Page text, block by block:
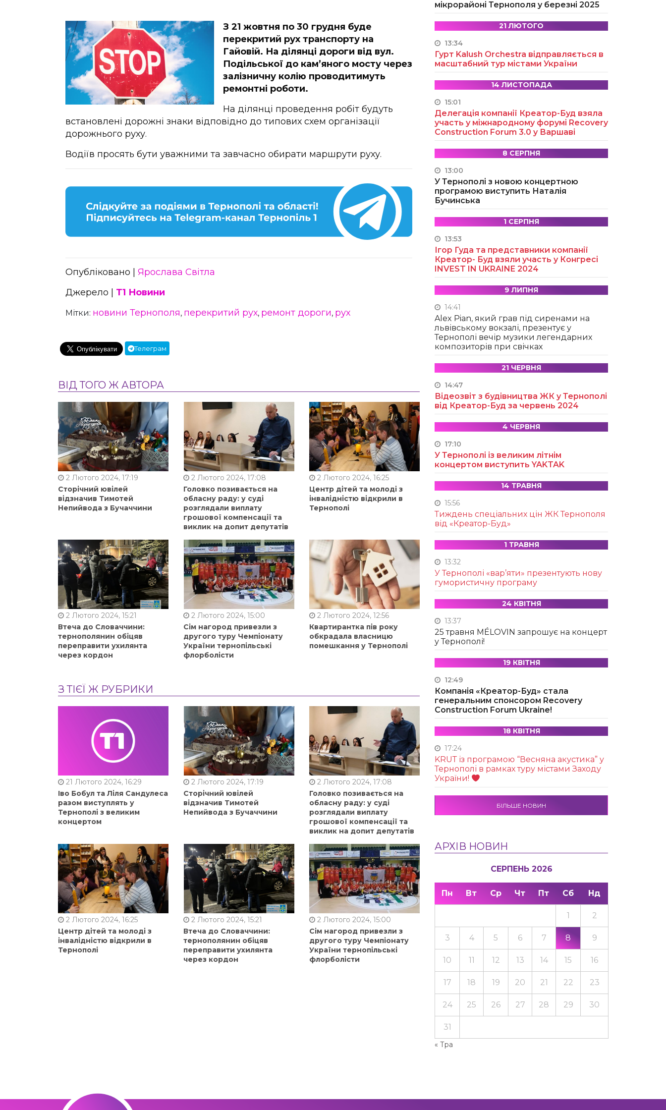
З 21 жовтня по 30 грудня буде
перекритий рух транспорту на
Гайовій. На ділянці дороги від вул.
Подільської до кам’яного мосту через
залізничну колію проводитимуть
ремонтні роботи.
На ділянці проведення робіт будуть
встановлені дорожні знаки відповідно до типових схем організації
дорожнього руху.
Водіїв просять бути уважними та завчасно обирати маршрути руху.
Опубліковано | Ярослава Світла
Джерело | Т1 Новини
Мітки: новини Тернополя, перекритий рух, ремонт дороги, рух
Телеграм
ВІД ТОГО Ж АВТОРА
2 Лютого 2024, 17:19
Сторічний ювілей
відзначив Тимотей
Непийвода з Бучаччини
2 Лютого 2024, 17:08
Головко позивається на
обласну раду: у суді
розглядали виплату
грошової компенсації та
виклик на допит депутатів
2 Лютого 2024, 16:25
Центр дітей та молоді з
інвалідністю відкрили в
Тернополі
2 Лютого 2024, 15:21
Втеча до Словаччини:
тернополянин обіцяв
переправити ухилянта
через кордон
2 Лютого 2024, 15:00
Сім нагород привезли з
другого туру Чемпіонату
України тернопільські
флорболісти
2 Лютого 2024, 12:56
Квартирантка пів року
обкрадала власницю
помешкання у Тернополі
З ТІЄЇ Ж РУБРИКИ
21 Лютого 2024, 16:29
Іво Бобул та Ліля Сандулеса
разом виступлять у
Тернополі з великим
концертом
2 Лютого 2024, 17:19
Сторічний ювілей
відзначив Тимотей
Непийвода з Бучаччини
2 Лютого 2024, 17:08
Головко позивається на
обласну раду: у суді
розглядали виплату
грошової компенсації та
виклик на допит депутатів
2 Лютого 2024, 16:25
Центр дітей та молоді з
інвалідністю відкрили в
Тернополі
2 Лютого 2024, 15:21
Втеча до Словаччини:
тернополянин обіцяв
переправити ухилянта
через кордон
2 Лютого 2024, 15:00
Сім нагород привезли з
другого туру Чемпіонату
України тернопільські
флорболісти
мікрорайоні Тернополя у березні 2025
21 ЛЮТОГО
13:34
Гурт Kalush Orchestra відправляється в
масштабний тур містами України
14 ЛИСТОПАДА
15:01
Делегація компанії Креатор-Буд взяла
участь у міжнародному форумі Recovery
Construction Forum 3.0 у Варшаві
8 СЕРПНЯ
13:00
У Тернополі з новою концертною
програмою виступить Наталія
Бучинська
1 СЕРПНЯ
13:53
Ігор Гуда та представники компанії
Креатор- Буд взяли участь у Конгресі
INVEST IN UKRAINE 2024
9 ЛИПНЯ
14:41
Alex Pian, який грав під сиренами на
львівському вокзалі, презентує у
Тернополі вечір музики легендарних
композиторів при свічках
21 ЧЕРВНЯ
14:47
Відеозвіт з будівництва ЖК у Тернополі
від Креатор-Буд за червень 2024
4 ЧЕРВНЯ
17:10
У Тернополі із великим літнім
концертом виступить YAKTAK
14 ТРАВНЯ
15:56
Тиждень спеціальних цін ЖК Тернополя
від «Креатор-Буд»
1 ТРАВНЯ
13:32
У Тернополі «вар’яти» презентують нову
гумористичну програму
24 КВІТНЯ
13:37
25 травня MÉLOVIN запрошує на концерт
у Тернополі!
19 КВІТНЯ
12:49
Компанія «Креатор-Буд» стала
генеральним спонсором Recovery
Construction Forum Ukraine!
18 КВІТНЯ
17:24
KRUТ із програмою “Весняна акустика” у
Тернополі в рамках туру містами Заходу
України!
БІЛЬШЕ НОВИН
АРХІВ НОВИН
СЕРПЕНЬ 2026
Пн Вт Ср Чт Пт Сб Нд
« Тра
1 2
3 4 5 6 7 8 9
10 11 12 13 14 15 16
17 18 19 20 21 22 23
24 25 26 27 28 29 30
31